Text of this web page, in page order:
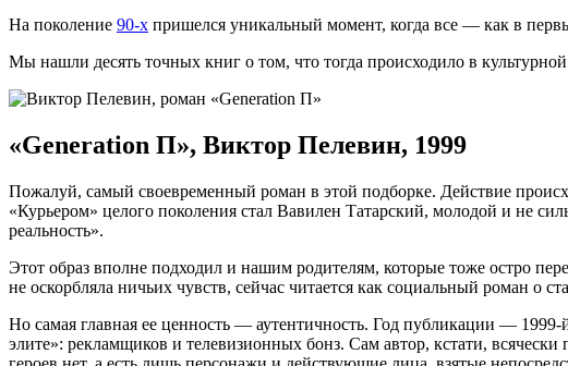
На поколение 90-х пришелся уникальный момент, когда все — как в
Мы нашли десять точных книг о том, что тогда происходило в
«Generation П», Виктор Пелевин, 1999
Пожалуй, самый своевременный роман в этой подборке. Действие
«Курьером» целого поколения стал Вавилен Татарский, молодой и не
реальность».
Этот образ вполне подходил и нашим родителям, которые тоже остро
не оскорбляла ничьих чувств, сейчас читается как социальный роман о
Но самая главная ее ценность — аутентичность. Год публикации —
элите»: рекламщиков и телевизионных бонз. Сам автор, кстати,